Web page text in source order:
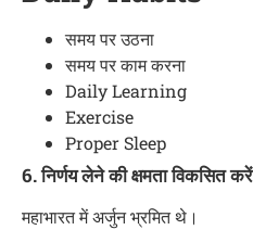
समय पर उठना
समय पर काम करना
Daily Learning
Exercise
Proper Sleep
6. निर्णय लेने की क्षमता विकसित करें
महाभारत में अर्जुन भ्रमित थे।